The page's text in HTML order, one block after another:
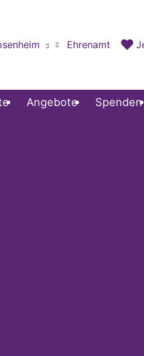
Ehrenamt
Angebote Spenden